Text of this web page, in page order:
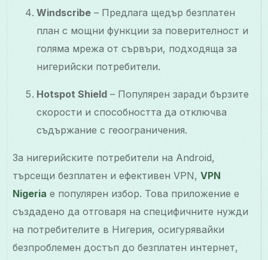
Windscribe – Предлага щедър безплатен
план с мощни функции за поверителност и
голяма мрежа от сървъри, подходяща за
нигерийски потребители.
Hotspot Shield – Популярен заради бързите
скорости и способността да отключва
съдържание с геоограничения.
За нигерийските потребители на Android,
търсещи безплатен и ефективен VPN,VPN
Nigeria е популярен избор. Това приложение е
създадено да отговаря на специфичните нужди
на потребителите в Нигерия, осигурявайки
безпроблемен достъп до безплатен интернет,